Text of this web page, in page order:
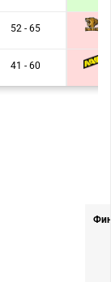
52 - 65
41 - 60